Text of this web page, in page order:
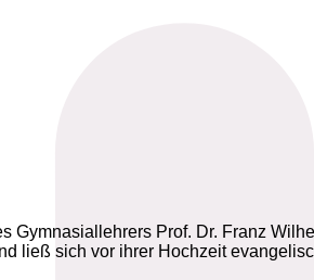
Gymnasiallehrers Prof. Dr. Franz
ließ sich vor ihrer Hochzeit